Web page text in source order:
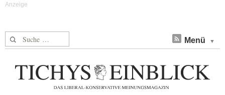
Suche nach: Menü